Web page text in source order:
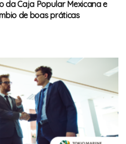
da Caja Popular Mexicana e
de boas práticas